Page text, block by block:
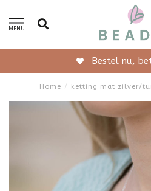
MENU
Home / ketting mat zilver/